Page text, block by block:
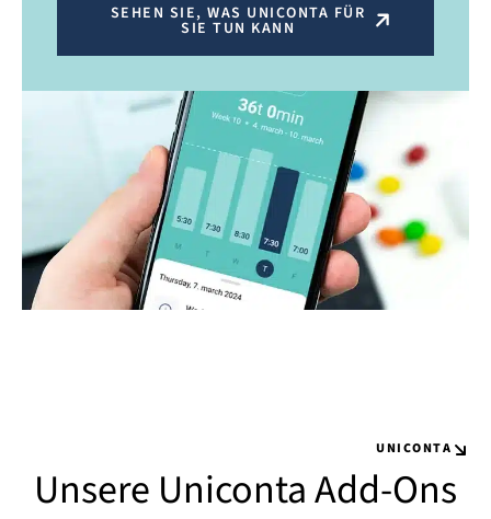
SEHEN SIE, WAS UNICONTA FÜR
SIE TUN KANN
UNICONTA
Unsere Uniconta Add-Ons